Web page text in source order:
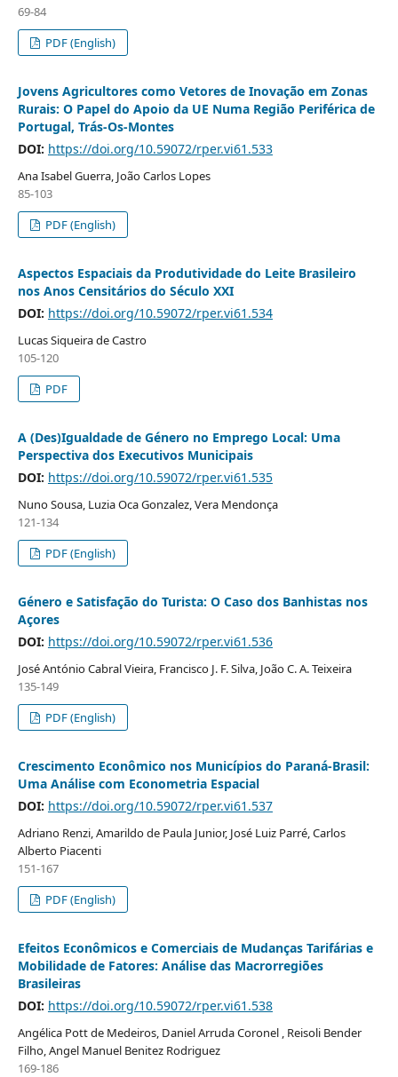
69-84
PDF (English)
Jovens Agricultores como Vetores de Inovação em Zonas
Rurais: O Papel do Apoio da UE Numa Região Periférica de
Portugal, Trás-Os-Montes
DOI: https://doi.org/10.59072/rper.vi61.533
Ana Isabel Guerra, João Carlos Lopes
85-103
PDF (English)
Aspectos Espaciais da Produtividade do Leite Brasileiro
nos Anos Censitários do Século XXI
DOI: https://doi.org/10.59072/rper.vi61.534
Lucas Siqueira de Castro
105-120
PDF
A (Des)Igualdade de Género no Emprego Local: Uma
Perspectiva dos Executivos Municipais
DOI: https://doi.org/10.59072/rper.vi61.535
Nuno Sousa, Luzia Oca Gonzalez, Vera Mendonça
121-134
PDF (English)
Género e Satisfação do Turista: O Caso dos Banhistas nos
Açores
DOI: https://doi.org/10.59072/rper.vi61.536
José António Cabral Vieira, Francisco J. F. Silva, João C. A. Teixeira
135-149
PDF (English)
Crescimento Econômico nos Municípios do Paraná-Brasil:
Uma Análise com Econometria Espacial
DOI: https://doi.org/10.59072/rper.vi61.537
Adriano Renzi, Amarildo de Paula Junior, José Luiz Parré, Carlos
Alberto Piacenti
151-167
PDF (English)
Efeitos Econômicos e Comerciais de Mudanças Tarifárias e
Mobilidade de Fatores: Análise das Macrorregiões
Brasileiras
DOI: https://doi.org/10.59072/rper.vi61.538
Angélica Pott de Medeiros, Daniel Arruda Coronel , Reisoli Bender
Filho, Angel Manuel Benitez Rodriguez
169-186